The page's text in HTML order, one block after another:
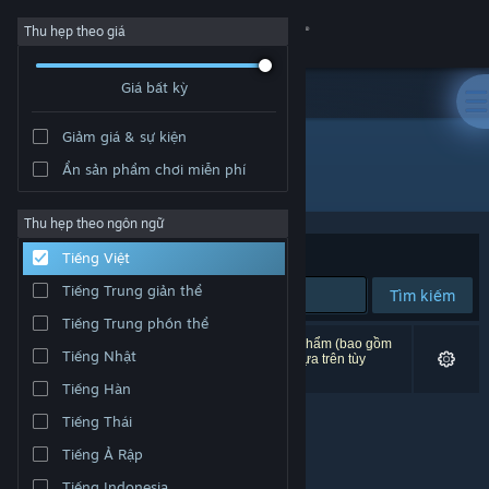
Đăng nhập
Cộng đồng
Thông tin
Hỗ trợ
Thay đổi ngôn ngữ
Cài ứng dụng Steam di động
Xem web cho desktop
Thu hẹp theo giá
Giá bất kỳ
Giảm giá & sự kiện
Ẩn sản phẩm chơi miễn phí
Thu hẹp theo ngôn ngữ
Tiếng Việt
Tiếng Trung giản thể
Tiếng Trung phồn thể
Tiếng Nhật
Tiếng Hàn
Tiếng Thái
Tiếng Ả Rập
"OUTBREAK FALL: BIOHAZARD"
Xếp theo Độ liên quan
Tìm kiếm
0 kết quả phù hợp tìm kiếm của bạn. 1 tựa sản phẩm (bao gồm
OUTBREAK FALL: BIOHAZARD
) đã bị loại trừ dựa trên tùy